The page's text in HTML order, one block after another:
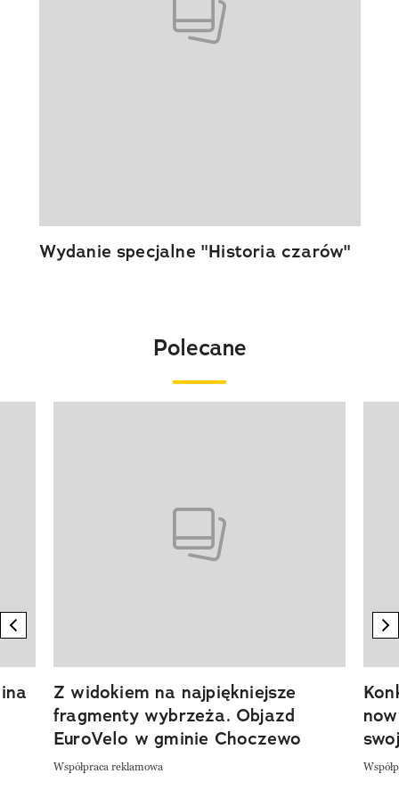
Wydanie specjalne "Historia czarów"
Polecane
previous element
Z widokiem na najpiękniejsze
fragmenty wybrzeża. Objazd
EuroVelo w gminie Choczewo
Współpraca reklamowa